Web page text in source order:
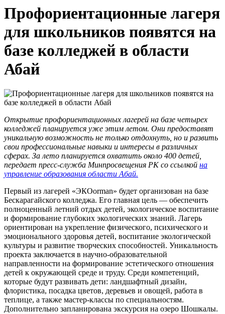
Профориентационные лагеря
для школьников появятся на
базе колледжей в области
Абай
Открытие профориентационных лагерей на базе четырех
колледжей планируется уже этим летом. Они предоставят
уникальную возможность не только отдохнуть, но и развить
свои профессиональные навыки и интересы в различных
сферах. За лето планируется охватить около 400 детей,
передает пресс-служба Минпросвещения РК со ссылкой на
управление образования области Абай.
Первый из лагерей «ЭКОorman» будет организован на базе
Бескарагайского колледжа. Его главная цель — обеспечить
полноценный летний отдых детей, экологическое воспитание
и формирование глубоких экологических знаний. Лагерь
ориентирован на укрепление физического, психического и
эмоционального здоровья детей, воспитание экологической
культуры и развитие творческих способностей. Уникальность
проекта заключается в научно-образовательной
направленности на формирование эстетического отношения
детей к окружающей среде и труду. Среди компетенций,
которые будут развивать дети: ландшафтный дизайн,
флористика, посадка цветов, деревьев и овощей, работа в
теплице, а также мастер-классы по специальностям.
Дополнительно запланирована экскурсия на озеро Шошкалы.